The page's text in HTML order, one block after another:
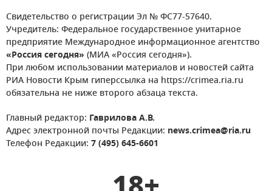
Свидетельство о регистрации Эл № ФС77-57640.
Учредитель: Федеральное государственное унитарное
предприятие Международное информационное агентство
«Россия сегодня» (МИА «Россия сегодня»).
При любом использовании материалов и новостей сайта
РИА Новости Крым гиперссылка на https://crimea.ria.ru
обязательна не ниже второго абзаца текста.
Главный редактор: Гаврилова А.В.
Адрес электронной почты Редакции: news.crimea@ria.ru
Телефон Редакции: 7 (495) 645-6601